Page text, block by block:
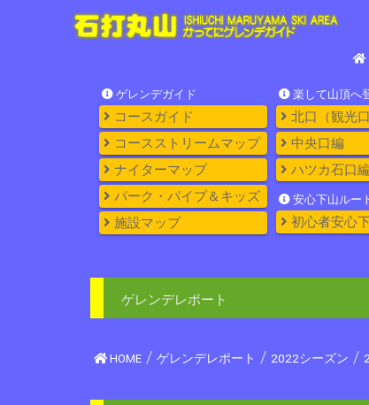
ゲレンデガイド
コースガイド
コースストリームマップ
ナイターマップ
パーク・パイプ＆キッズ
施設マップ
楽して山頂へ
北口（観光
中央口編
ハツカ石口
安心下山ルー
初心者安心
ゲレンデレポート
HOME ゲレンデレポート 2022シーズン